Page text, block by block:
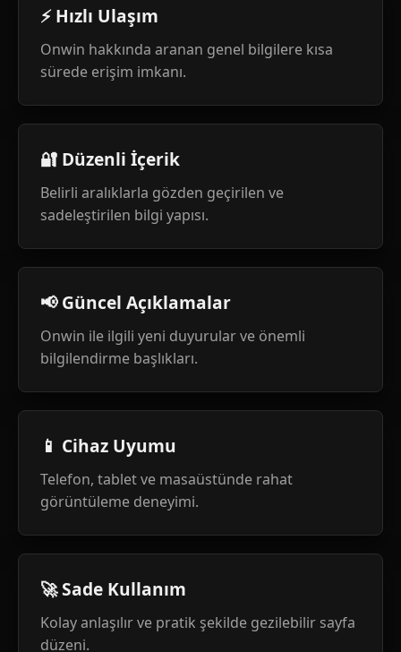
⚡ Hızlı Ulaşım
Onwin hakkında aranan genel bilgilere kısa
sürede erişim imkanı.
🔐 Düzenli İçerik
Belirli aralıklarla gözden geçirilen ve
sadeleştirilen bilgi yapısı.
📢 Güncel Açıklamalar
Onwin ile ilgili yeni duyurular ve önemli
bilgilendirme başlıkları.
📱 Cihaz Uyumu
Telefon, tablet ve masaüstünde rahat
görüntüleme deneyimi.
🚀 Sade Kullanım
Kolay anlaşılır ve pratik şekilde gezilebilir sayfa
düzeni.